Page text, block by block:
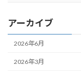
アーカイブ
2026年6月
2026年3月